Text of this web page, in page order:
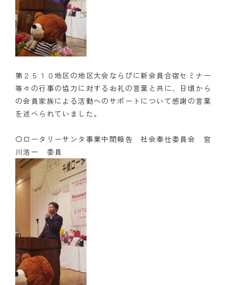
第２５１０地区の地区大会ならびに新会員合宿セミナー
等々の行事の協力に対するお礼の言葉と共に、日頃から
の会員家族による活動へのサポートについて感謝の言葉
を述べられていました。
〇ロータリーサンタ事業中間報告 社会奉仕委員会 宮
川浩一 委員